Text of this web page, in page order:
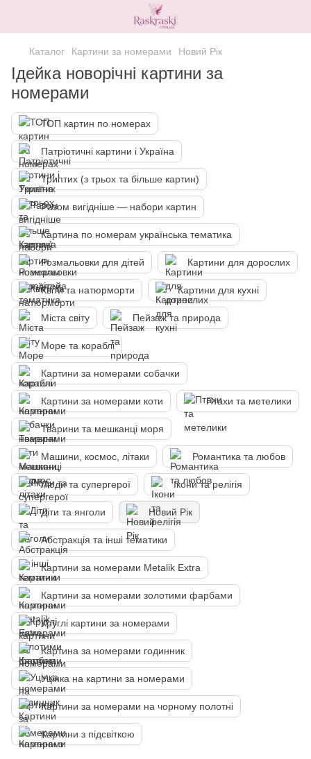
Каталог Картини за номерами Новий Рік
Ідейка новорічні картини за
номерами
ТОП картин по номерах
Патріотичні картини і Україна
Триптих (з трьох та більше картин)
Разом вигідніше — набори картин
Картина по номерам українська тематика
Розмальовки для дітей Картини для дорослих
Квіти та натюрморти Картини для кухні
Міста світу Пейзаж та природа
Море та кораблі
Картини за номерами собачки
Картини за номерами коти Птахи та метелики
Тварини та мешканці моря
Машини, космос, літаки Романтика та любов
Люди та супергерої Ікони та релігія
Діти та янголи Новий Рік
Абстракція та інші тематики
Картини за номерами Metalik Extra
Картини за номерами золотими фарбами
Круглі картини за номерами
Картина за номерами годинник
Уцінка на картини за номерами
Картини за номерами на чорному полотні
Картини з підсвіткою